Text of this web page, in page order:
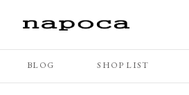
BLOG SHOP LIST